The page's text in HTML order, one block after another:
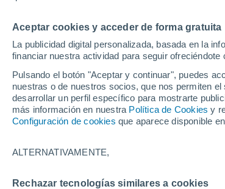
Aceptar cookies y acceder de forma gratuita
La publicidad digital personalizada, basada en la
financiar nuestra actividad para seguir
Pulsando el botón "Aceptar y continuar", puedes
nuestras o de nuestros socios, que nos permiten
desarrollar un perfil específico para mostrarte
más información en nuestra Política de Cookies y
Configuración de cookies que aparece disponible
ALTERNATIVAMENTE,
Rechazar tecnologías similares a cookies
Inicio México Sonora
Tiempo en Sonora
Hoy, 7 agosto Todo el día
44°